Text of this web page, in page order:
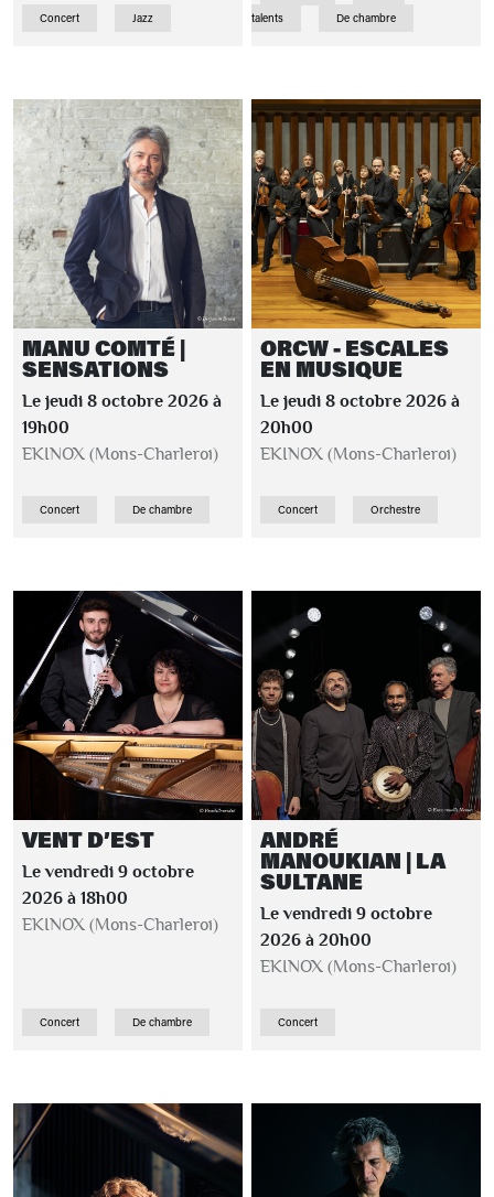
Concert Jazz
talents
De chambre
MANU COMTÉ |
SENSATIONS
Le jeudi 8 octobre 2026 à
19h00
EKINOX (Mons-Charleroi)
Concert De chambre
ORCW - ESCALES
EN MUSIQUE
Le jeudi 8 octobre 2026 à
20h00
EKINOX (Mons-Charleroi)
Concert Orchestre
VENT D’EST
Le vendredi 9 octobre
2026 à 18h00
EKINOX (Mons-Charleroi)
Concert De chambre
ANDRÉ
MANOUKIAN | LA
SULTANE
Le vendredi 9 octobre
2026 à 20h00
EKINOX (Mons-Charleroi)
Concert